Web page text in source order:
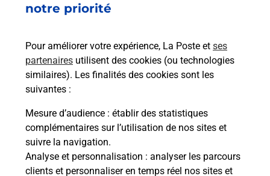
notre priorité
Pour améliorer votre expérience, La Poste et ses
partenaires utilisent des cookies (ou technologies
similaires). Les finalités des cookies sont les
suivantes :
Mesure d’audience : établir des statistiques
complémentaires sur l’utilisation de nos sites et
suivre la navigation.
Analyse et personnalisation : analyser les parcours
clients et personnaliser en temps réel nos sites et
Acheter un iPhone neuf ou reconditionné
Vous recherchez un smartphone pas cher proche
de chez vous ? Découvrez notre offre de
téléphones iPhone Apple dans vos bureaux de
Poste à REALMONT (81120) !